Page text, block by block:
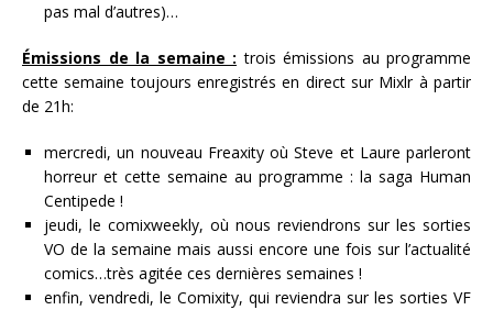
pas mal d’autres)…
Émissions de la semaine : trois émissions au programme
cette semaine toujours enregistrés en direct sur Mixlr à partir
de 21h:
mercredi, un nouveau Freaxity où Steve et Laure parleront
horreur et cette semaine au programme : la saga Human
Centipede !
jeudi, le comixweekly, où nous reviendrons sur les sorties
VO de la semaine mais aussi encore une fois sur l’actualité
comics…très agitée ces dernières semaines !
enfin, vendredi, le Comixity, qui reviendra sur les sorties VF